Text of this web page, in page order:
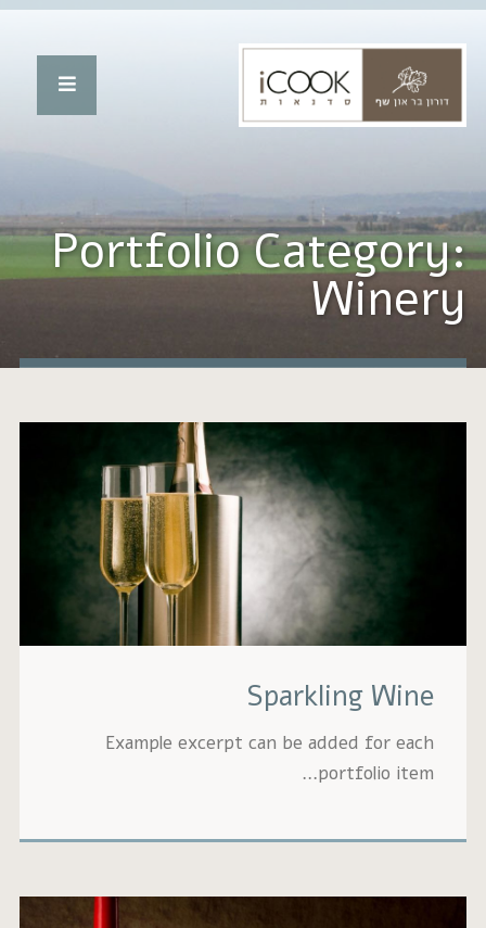
Portfolio
Sparkling
Example excerpt can be added